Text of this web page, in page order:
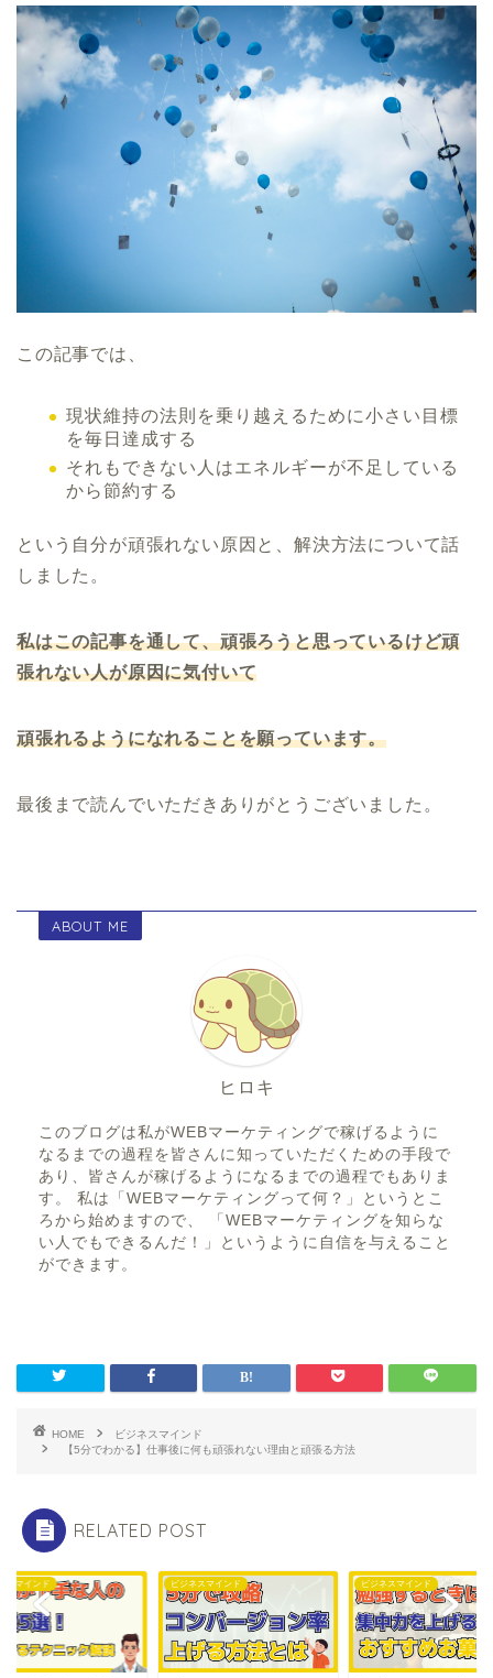
この記事では、
現状維持の法則を乗り越えるために小さい目標
を毎日達成する
それもできない人はエネルギーが不足している
から節約する
という自分が頑張れない原因と、解決方法について話
しました。
私はこの記事を通して、頑張ろうと思っているけど頑
張れない人が原因に気付いて
頑張れるようになれることを願っています。
最後まで読んでいただきありがとうございました。
ABOUT ME
ヒロキ
このブログは私がWEBマーケティングで稼げるように
なるまでの過程を皆さんに知っていただくための手段で
あり、皆さんが稼げるようになるまでの過程でもありま
す。 私は「WEBマーケティングって何？」というとこ
ろから始めますので、 「WEBマーケティングを知らな
い人でもできるんだ！」というように自信を与えること
ができます。
HOME
ビジネスマインド
【5分でわかる】仕事後に何も頑張れない理由と頑張る方法
RELATED POST
スマインド ビジネスマインド ビジネスマインド